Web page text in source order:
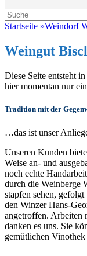
Suche
Suche
nach:
Startseite »Weindorf
Weingut
Diese Seite entsteht
hier momentan nur
Tradition mit der
…das ist unser
Unseren Kunden
Weise an- und
noch echte
durch die Weinberge
stapfen sehen,
den Winzer Hans-
angetroffen. Arbeiten
danken es uns. Sie
gemütlichen Vinothek